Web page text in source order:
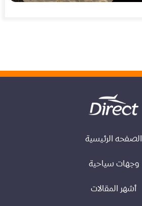
الصفحه الرئيسية
وجهات سياحية
أشهر المقالات